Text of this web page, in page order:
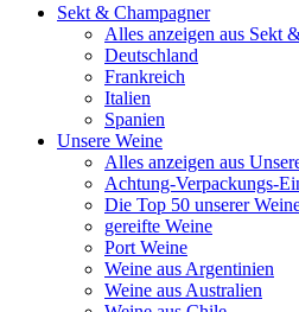
Sekt & Champagner
Alles anzeigen aus Sekt
Deutschland
Frankreich
Italien
Spanien
Unsere Weine
Alles anzeigen aus
Achtung-Verpackungs-
Die Top 50 unserer
gereifte Weine
Port Weine
Weine aus Argentinien
Weine aus Australien